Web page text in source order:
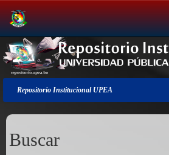
Salir
de
la
navegación
Repositorio Institucional UPEA
Buscar